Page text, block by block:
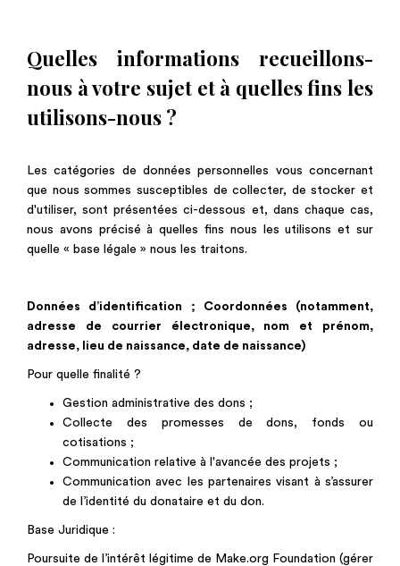
Quelles informations recueillons-
nous à votre sujet et à quelles fins les
utilisons-nous ?
Les catégories de données personnelles vous concernant
que nous sommes susceptibles de collecter, de stocker et
d'utiliser, sont présentées ci-dessous et, dans chaque cas,
nous avons précisé à quelles fins nous les utilisons et sur
quelle « base légale » nous les traitons.
Données d’identification ; Coordonnées (notamment,
adresse de courrier électronique, nom et prénom,
adresse, lieu de naissance, date de naissance)
Pour quelle finalité ?
Gestion administrative des dons ;
Collecte des promesses de dons, fonds ou
cotisations ;
Communication relative à l'avancée des projets ;
Communication avec les partenaires visant à s’assurer
de l’identité du donataire et du don.
Base Juridique :
Poursuite de l’intérêt légitime de Make.org Foundation (gérer